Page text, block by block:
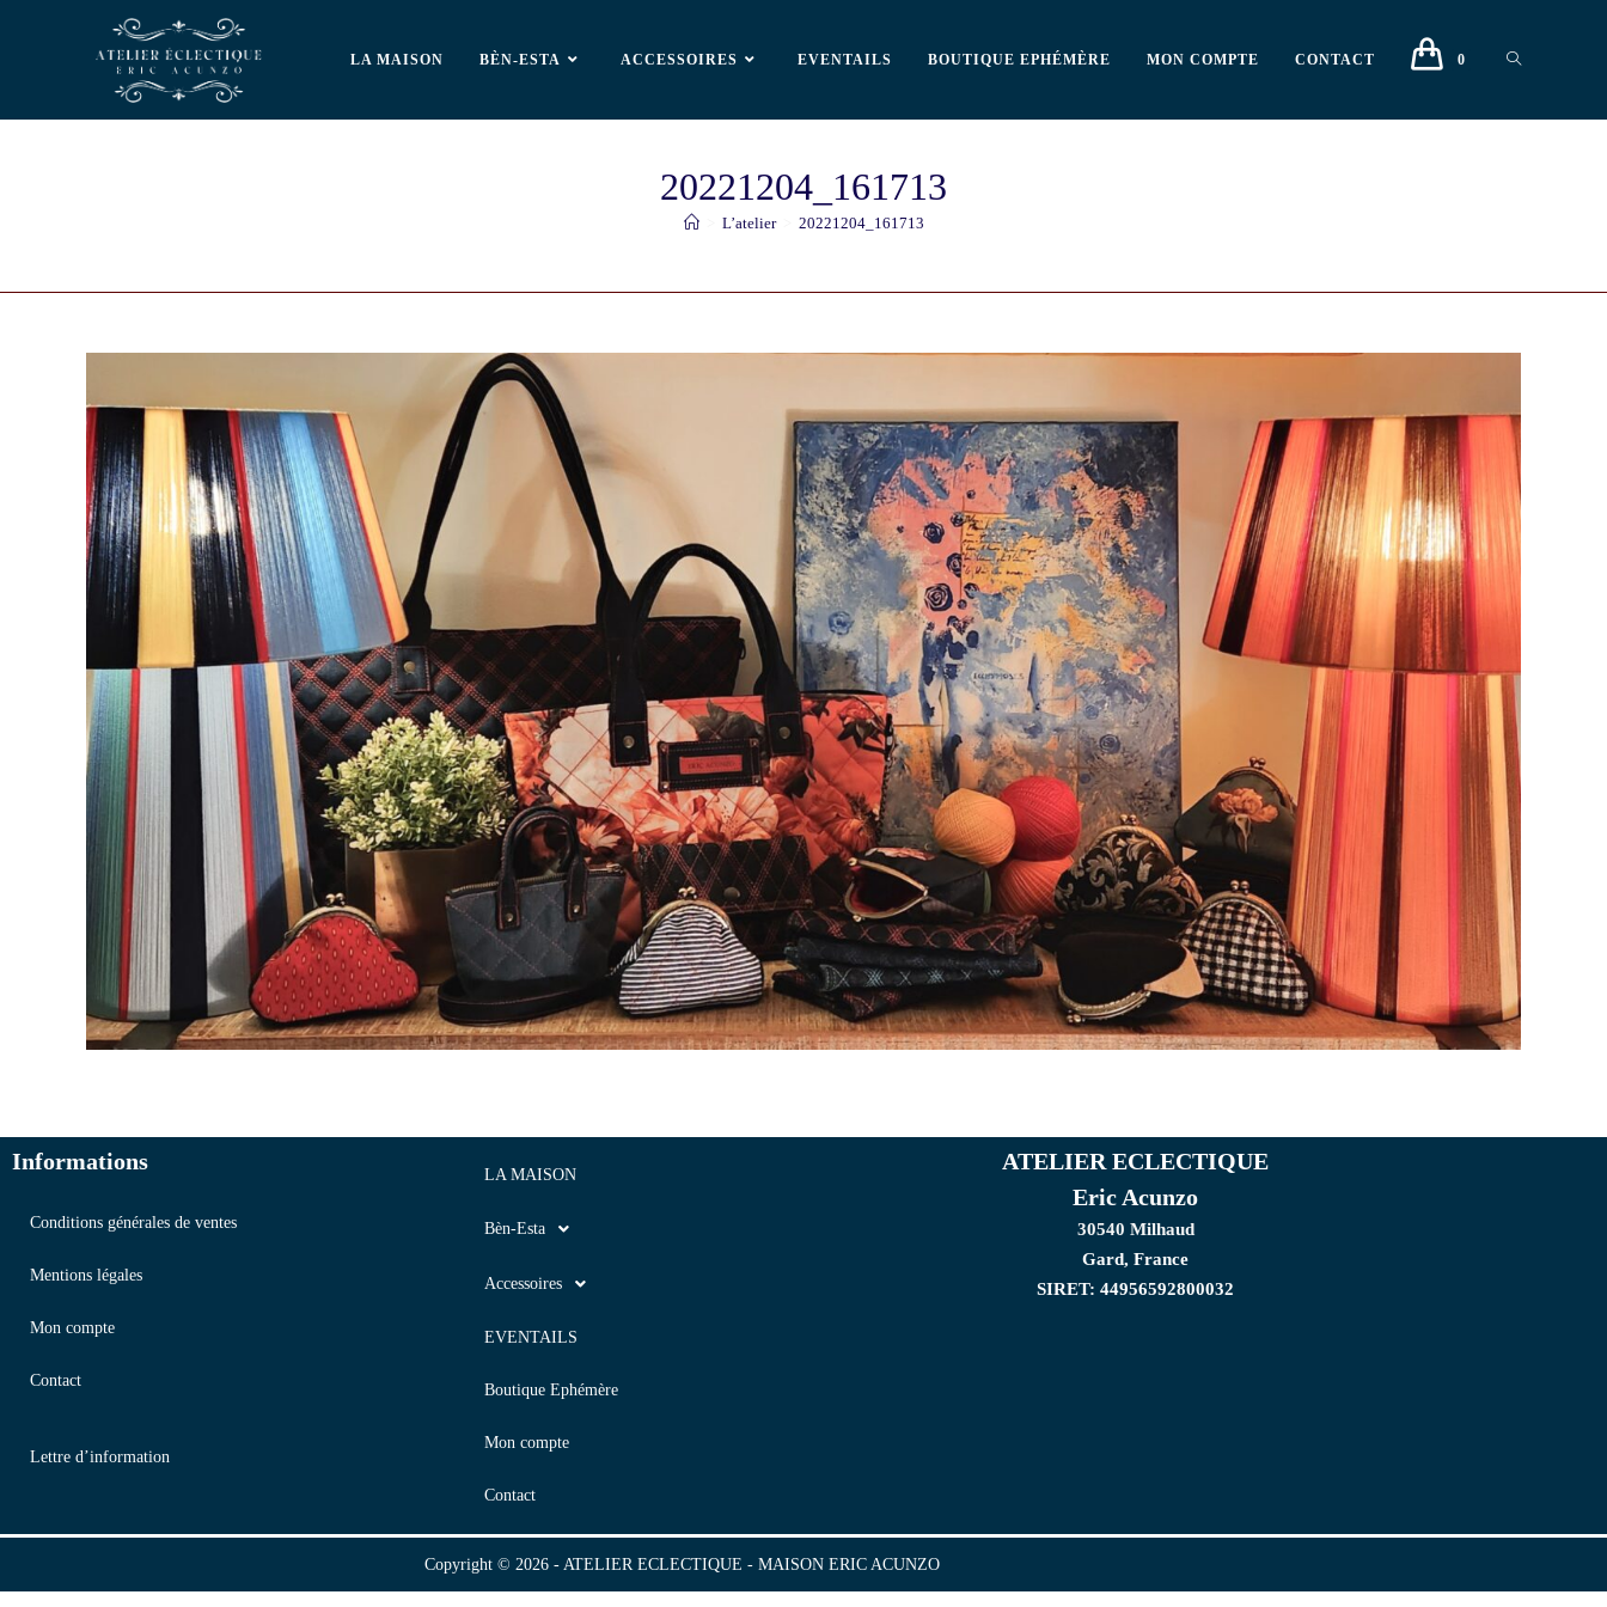
LA MAISON BÈN-ESTA ACCESSOIRES EVENTAILS BOUTIQUE EPHÉMÈRE MON COMPTE CONTACT 0
20221204_161713
L’atelier 20221204_161713
Informations
Conditions générales de ventes
Mentions légales
Mon compte
Contact
Lettre d’information
LA MAISON
Bèn-Esta
Accessoires
EVENTAILS
Boutique Ephémère
Mon compte
Contact
ATELIER ECLECTIQUE
Eric Acunzo
30540 Milhaud
Gard, France
SIRET: 44956592800032
Copyright © 2026 - ATELIER ECLECTIQUE - MAISON ERIC ACUNZO